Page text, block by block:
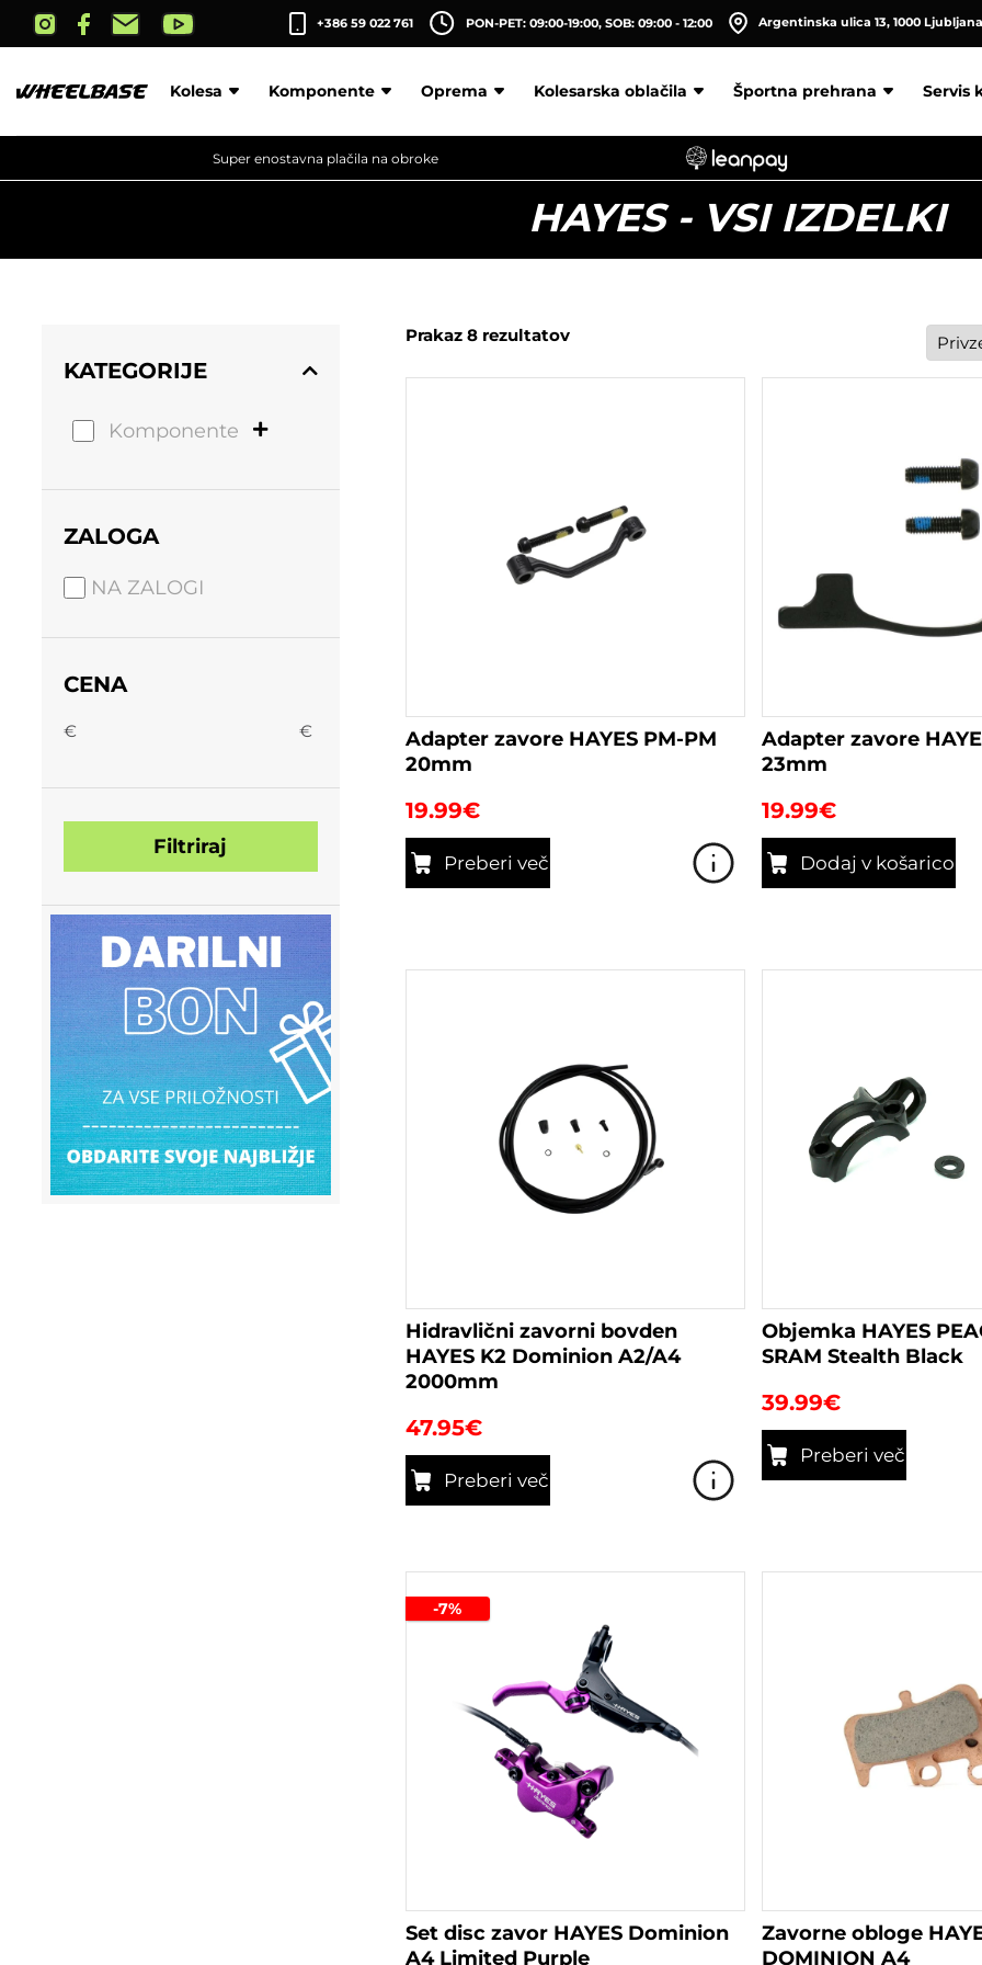
content
+386 59 022 761 PON-PET: 09:00-19:00, SOB: 09:00 - 12:00 Argentinska ulica 13, 1000
Kolesa Komponente Oprema Kolesarska oblačila Športna prehrana Servis
Super enostavna plačila na obroke
HAYES - VSI IZDELKI
Prakaz 8 rezultatov
Adapter zavore HAYES PM-PM
20mm
19.99€
Preberi več
Adapter zavore
23mm
19.99€
Dodaj v košarico
Hidravlični zavorni bovden
HAYES K2 Dominion A2/A4
2000mm
47.95€
Preberi več
Objemka HAYES
SRAM Stealth Black
39.99€
Preberi več
-7%
Set disc zavor HAYES Dominion
A4 Limited Purple
Zavorne obloge
DOMINION A4
KATEGORIJE
Komponente
ZALOGA
NA ZALOGI
CENA
€ €
Filtriraj